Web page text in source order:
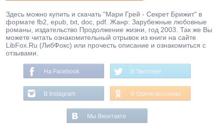
Здесь можно купить и скачать "Мари Грей - Секрет Брижит" в
формате fb2, epub, txt, doc, pdf. Жанр: Зарубежные любовные
романы, издательство Продолжение жизни, год 2003. Так же Вы
можете читать ознакомительный отрывок из книги на сайте
LibFox.Ru (ЛибФокс) или прочесть описание и ознакомиться с
отзывами.
На Facebook В Твиттере
В Instagram В Одноклассниках
Мы Вконтакте